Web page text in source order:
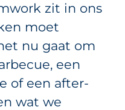
zit in ons
moet
nu gaat om
een
of een after-
wat we